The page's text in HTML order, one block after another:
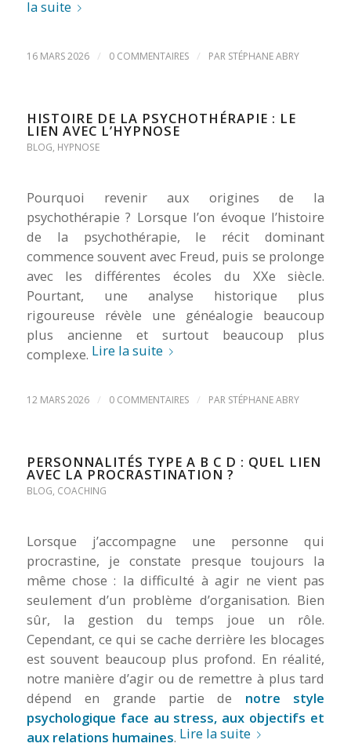
la suite
16 MARS 2026 / 0 COMMENTAIRES / PAR STÉPHANE ABRY
HISTOIRE DE LA PSYCHOTHÉRAPIE : LE
LIEN AVEC L’HYPNOSE
BLOG, HYPNOSE
Pourquoi revenir aux origines de la
psychothérapie ? Lorsque l’on évoque l’histoire
de la psychothérapie, le récit dominant
commence souvent avec Freud, puis se prolonge
avec les différentes écoles du XXe siècle.
Pourtant, une analyse historique plus
rigoureuse révèle une généalogie beaucoup
plus ancienne et surtout beaucoup plus
complexe. Lire la suite
12 MARS 2026 / 0 COMMENTAIRES / PAR STÉPHANE ABRY
PERSONNALITÉS TYPE A B C D : QUEL LIEN
AVEC LA PROCRASTINATION ?
BLOG, COACHING
Lorsque j’accompagne une personne qui
procrastine, je constate presque toujours la
même chose : la difficulté à agir ne vient pas
seulement d’un problème d’organisation. Bien
sûr, la gestion du temps joue un rôle.
Cependant, ce qui se cache derrière les blocages
est souvent beaucoup plus profond. En réalité,
notre manière d’agir ou de remettre à plus tard
dépend en grande partie de notre style
psychologique face au stress, aux objectifs et
aux relations humaines. Lire la suite